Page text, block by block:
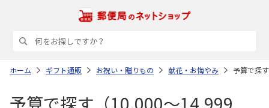
ホーム ギフト通販 お祝い・贈りもの 献花・お悔やみ 予算で探
予算で探す（10,000～14,999